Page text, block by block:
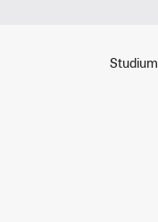
Studium